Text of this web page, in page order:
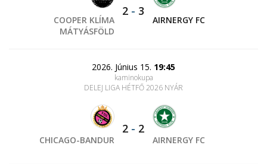
COOPER KLÍMA
MÁTYÁSFÖLD
2 - 3
AIRNERGY FC
2026. Június 15. 19:45
kaminokupa
DELEJ LIGA HÉTFŐ 2026 NYÁR
CHICAGO-BANDUR
2 - 2
AIRNERGY FC